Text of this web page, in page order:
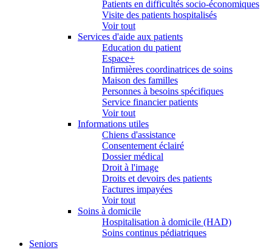
Patients en difficultés socio-économiques
Visite des patients hospitalisés
Voir tout
Services d'aide aux patients
Education du patient
Espace+
Infirmières coordinatrices de soins
Maison des familles
Personnes à besoins spécifiques
Service financier patients
Voir tout
Informations utiles
Chiens d'assistance
Consentement éclairé
Dossier médical
Droit à l'image
Droits et devoirs des patients
Factures impayées
Voir tout
Soins à domicile
Hospitalisation à domicile (HAD)
Soins continus pédiatriques
Seniors